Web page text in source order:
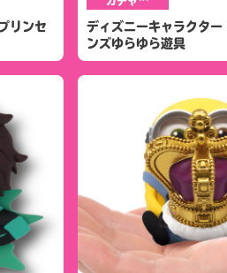
リンセ
ディズニーキャラクター
ンズゆらゆら遊具